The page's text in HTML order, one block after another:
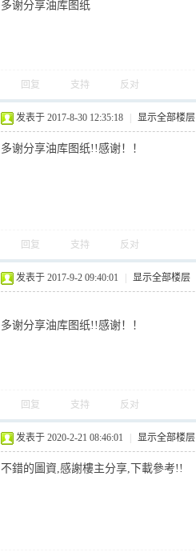
多谢分享油库图纸
回复 支持 反对
发表于 2017-8-30 12:35:18 显示全部楼层
多谢分享油库图纸!!感谢！！
回复 支持 反对
发表于 2017-9-2 09:40:01 显示全部楼层
多谢分享油库图纸!!感谢！！
回复 支持 反对
发表于 2020-2-21 08:46:01 显示全部楼层
不錯的圖資,感謝樓主分享,下載參考!!